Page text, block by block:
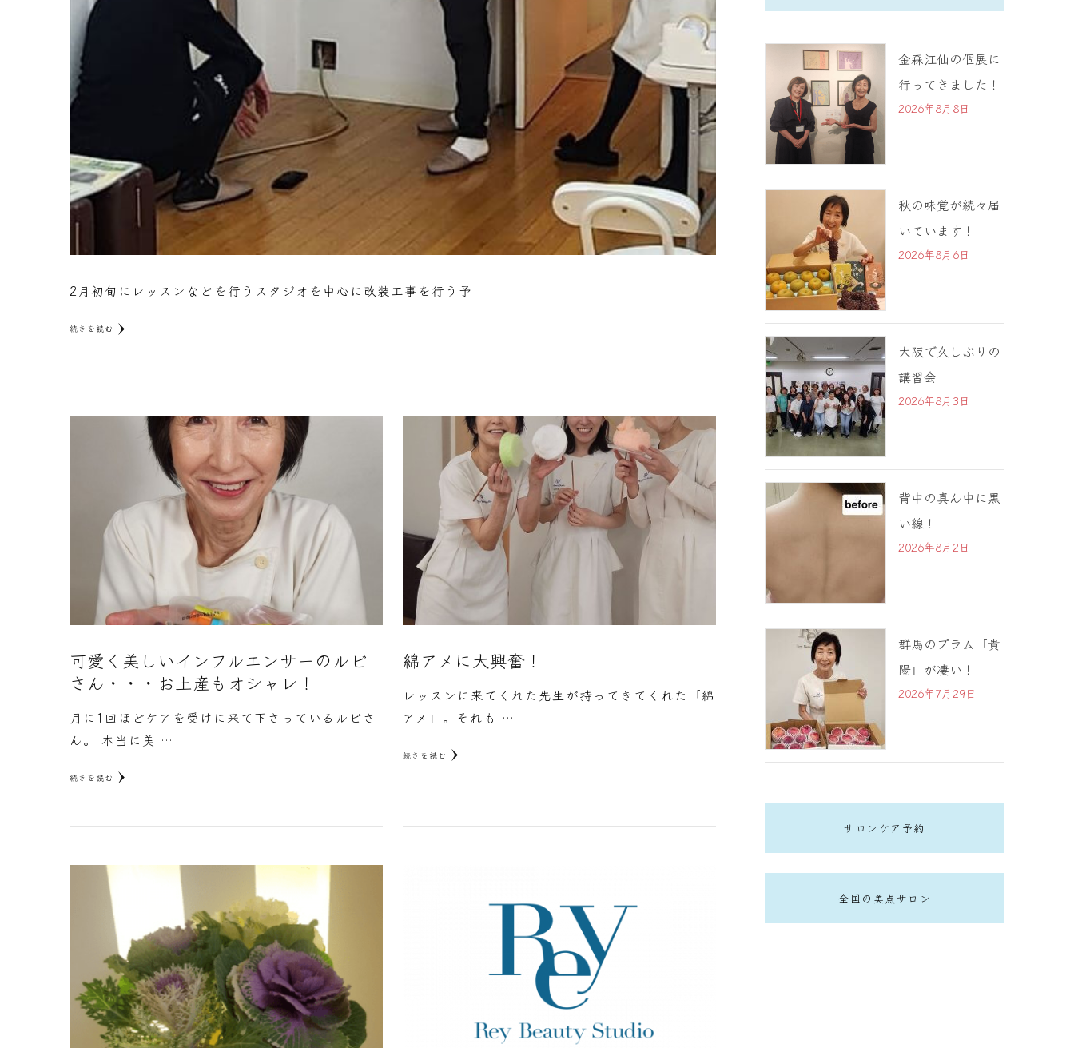
2月初旬にレッスンなどを行うスタジオを中心に改装工事を行う予 …
続きを読む
可愛く美しいインフルエンサーのルビ
さん・・・お土産もオシャレ！
月に1回ほどケアを受けに来て下さっているルビさ
ん。 本当に美 …
続きを読む
綿アメに大興奮！
レッスンに来てくれた先生が持ってきてくれた「綿
アメ」。それも …
続きを読む
金森江仙の個展に
行ってきました！
2026年8月8日
秋の味覚が続々届
いています！
2026年8月6日
大阪で久しぶりの
講習会
2026年8月3日
背中の真ん中に黒
い線！
2026年8月2日
群馬のプラム「貴
陽」が凄い！
2026年7月29日
サロンケア予約
全国の美点サロン